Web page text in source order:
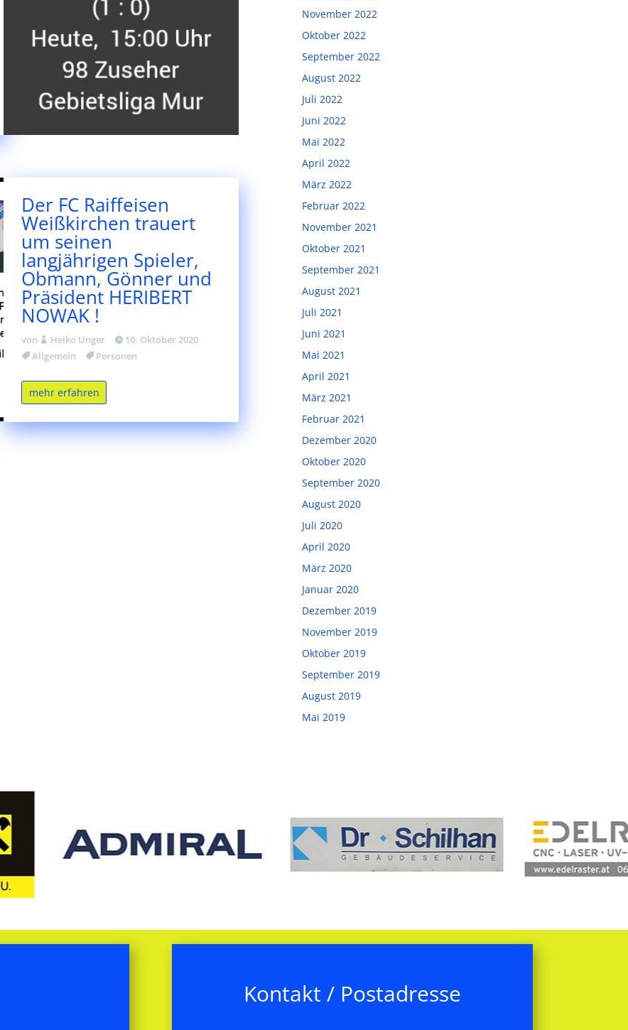
Der FC Raiffeisen
Weißkirchen trauert
um seinen
langjährigen Spieler,
Obmann, Gönner und
Präsident HERIBERT
NOWAK !
von Heiko Unger
10. Oktober 2020
Allgemein
Personen
mehr erfahren
November 2022
Oktober 2022
September 2022
August 2022
Juli 2022
Juni 2022
Mai 2022
April 2022
März 2022
Februar 2022
November 2021
Oktober 2021
September 2021
August 2021
Juli 2021
Juni 2021
Mai 2021
April 2021
März 2021
Februar 2021
Dezember 2020
Oktober 2020
September 2020
August 2020
Juli 2020
April 2020
März 2020
Januar 2020
Dezember 2019
November 2019
Oktober 2019
September 2019
August 2019
Mai 2019
Kontakt / Postadresse